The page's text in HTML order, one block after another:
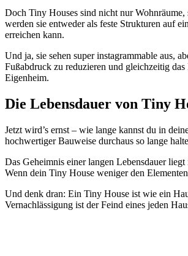
Doch Tiny Houses sind nicht nur
werden sie entweder als feste Strukturen auf
erreichen kann.
Und ja, sie sehen super instagrammable aus,
Fußabdruck zu reduzieren und gleichzeitig
Eigenheim.
Die Lebensdauer von Tiny
Jetzt wird’s ernst – wie lange kannst du in
hochwertiger Bauweise durchaus so lange
Das Geheimnis einer langen Lebensdauer
Wenn dein Tiny House weniger den
Und denk dran: Ein Tiny House ist wie ein
Vernachlässigung ist der Feind eines jeden